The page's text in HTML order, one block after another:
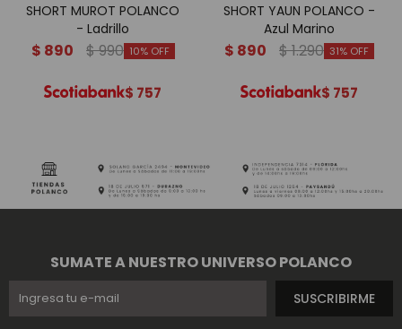
SHORT MUROT POLANCO
- Ladrillo
$ 890 $990 10
$ 757
SHORT YAUN POLANCO -
Azul Marino
$ 890 $1.290 31
$ 757
SUMATE A NUESTRO UNIVERSO POLANCO
SUSCRIBIRME